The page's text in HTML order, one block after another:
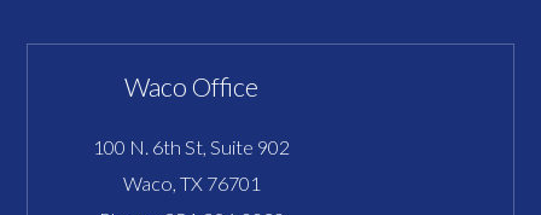
Waco Office
100 N. 6th St, Suite 902
Waco, TX 76701